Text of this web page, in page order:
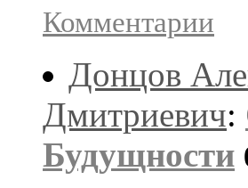
Комментарии
Донцов
Дмитриевич:
Будущности